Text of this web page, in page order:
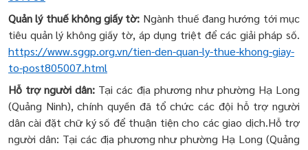
Quản lý thuế không giấy tờ: Ngành thuế đang hướng tới mục
tiêu quản lý không giấy tờ, áp dụng triệt để các giải pháp số.
https://www.sggp.org.vn/tien-den-quan-ly-thue-khong-giay-
to-post805007.html
Hỗ trợ người dân: Tại các địa phương như phường Hạ Long
(Quảng Ninh), chính quyền đã tổ chức các đội hỗ trợ người
dân cài đặt chữ ký số để thuận tiện cho các giao dịch.Hỗ trợ
người dân: Tại các địa phương như phường Hạ Long (Quảng